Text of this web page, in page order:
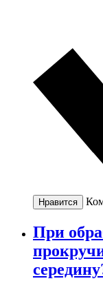
Нравится
При